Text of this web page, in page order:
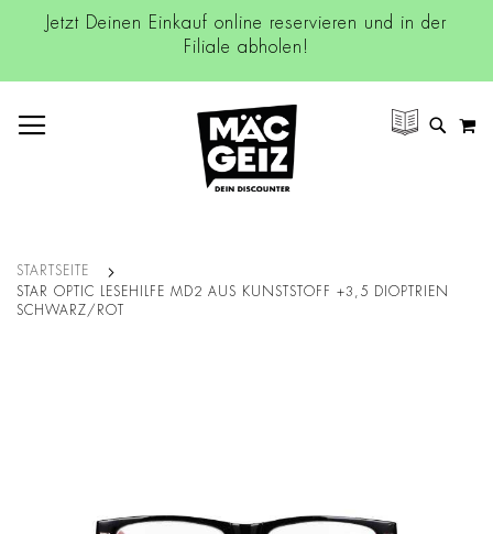
Jetzt Deinen Einkauf online reservieren und in der
Filiale abholen!
SUCHE
STARTSEITE
STAR OPTIC LESEHILFE MD2 AUS KUNSTSTOFF +3,5 DIOPTRIEN
SCHWARZ/ROT